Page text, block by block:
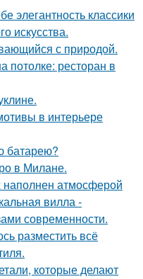
элегантность классики
искусства.
с природой.
потолке: ресторан в
в интерьере
батарею?
в Милане.
наполнен атмосферой
вилла -
современности.
разместить всё
которые делают